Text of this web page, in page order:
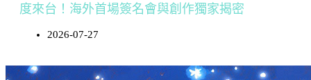
度來台！海外首場簽名會與創作獨家揭密
2026-07-27